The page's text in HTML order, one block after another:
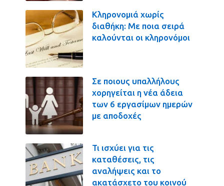
Κληρονομιά χωρίς
διαθήκη: Με ποια σειρά
καλούνται οι κληρονόμοι
Σε ποιους υπαλλήλους
χορηγείται η νέα άδεια
των 6 εργασίμων ημερών
με αποδοχές
Τι ισχύει για τις
καταθέσεις, τις
αναλήψεις και το
ακατάσχετο του κοινού